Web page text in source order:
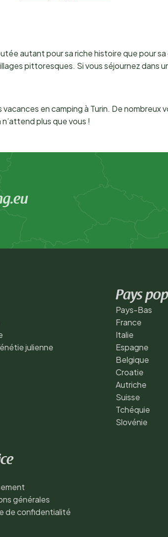
autant pour sa riche histoire que pour
pittoresques. Si vous séjournez dans
en camping à Turin. De nombreux
plus que vous !
julienne
Pays
Pays-Bas
France
Italie
Espagne
Belgique
Croatie
Autriche
Suisse
Tchéquie
Slovénie
générales
de confidentialité